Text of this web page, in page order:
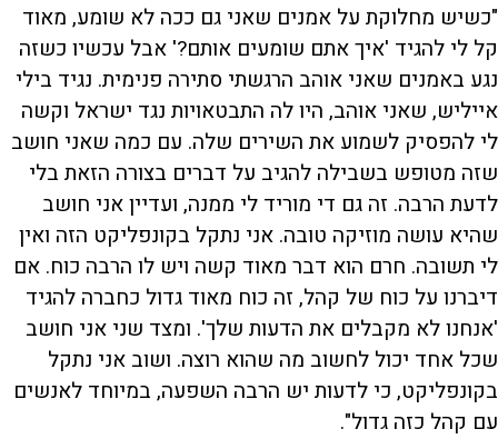
"כשיש מחלוקת על אמנים שאני גם ככה לא שומע, מאוד
קל לי להגיד 'איך אתם שומעים אותם?' אבל עכשיו כשזה
נגע באמנים שאני אוהב הרגשתי סתירה פנימית. נגיד בילי
אייליש, שאני אוהב, היו לה התבטאויות נגד ישראל וקשה
לי להפסיק לשמוע את השירים שלה. עם כמה שאני חושב
שזה מטופש בשבילה להגיב על דברים בצורה הזאת בלי
לדעת הרבה. זה גם די מוריד לי ממנה, ועדיין אני חושב
שהיא עושה מוזיקה טובה. אני נתקל בקונפליקט הזה ואין
לי תשובה. חרם הוא דבר מאוד קשה ויש לו הרבה כוח. אם
דיברנו על כוח של קהל, זה כוח מאוד גדול כחברה להגיד
'אנחנו לא מקבלים את הדעות שלך'. ומצד שני אני חושב
שכל אחד יכול לחשוב מה שהוא רוצה. ושוב אני נתקל
בקונפליקט, כי לדעות יש הרבה השפעה, במיוחד לאנשים
עם קהל כזה גדול".